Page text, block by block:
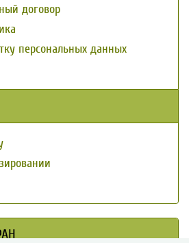
договор
персональных данных